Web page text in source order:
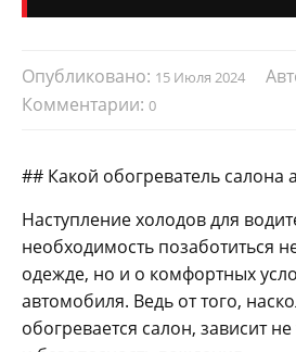
Опубликовано: 15 Июля 2024
Комментарии: 0
## Какой обогреватель салона
Наступление холодов для
необходимость позаботиться
одежде, но и о комфортных
автомобиля. Ведь от того,
обогревается салон, зависит